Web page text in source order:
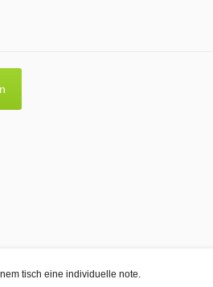
tisch eine individuelle note.